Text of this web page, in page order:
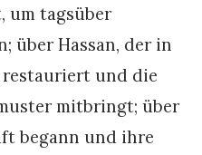
um tagsüber
über Hassan, der in
und die
mitbringt; über
begann und ihre